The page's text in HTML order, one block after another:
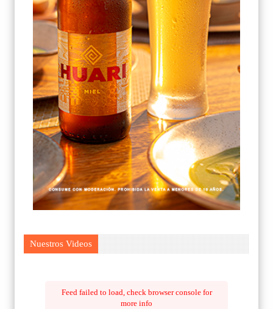
Nuestros Videos
Feed failed to load, check browser console for
more info